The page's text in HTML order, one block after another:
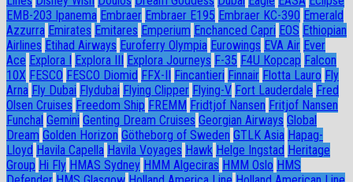
EMB-203 Ipanema Embraer Embraer E195 Embraer KC-390 Emerald
Azzurra Emirates Emitares Emperium Enchanced Capri EOS Ethiopian
Airlines Etihad Airways Euroferry Olympia Eurowings EVA Air Ever
Ace Explora I Explora III Explora Journeys F-35 F4U Корсар Falcon
10X FESCO FESCO Diomid FFX-II Fincantieri Finnair Flotta Lauro Fly
Arna Fly Dubai Flydubai Flying Clipper Flying-V Fort Lauderdale Fred
Olsen Cruises Freedom Ship FREMM Fridtjof Nansen Fritjof Nansen
Funchal Gemini Genting Dream Cruises Georgian Airways Global
Dream Golden Horizon Götheborg of Sweden GTLK Asia Hapag-
Lloyd Havila Capella Havila Voyages Hawk Helge Ingstad Heritage
Group Hi Fly HMAS Sydney HMM Algeciras HMM Oslo HMS